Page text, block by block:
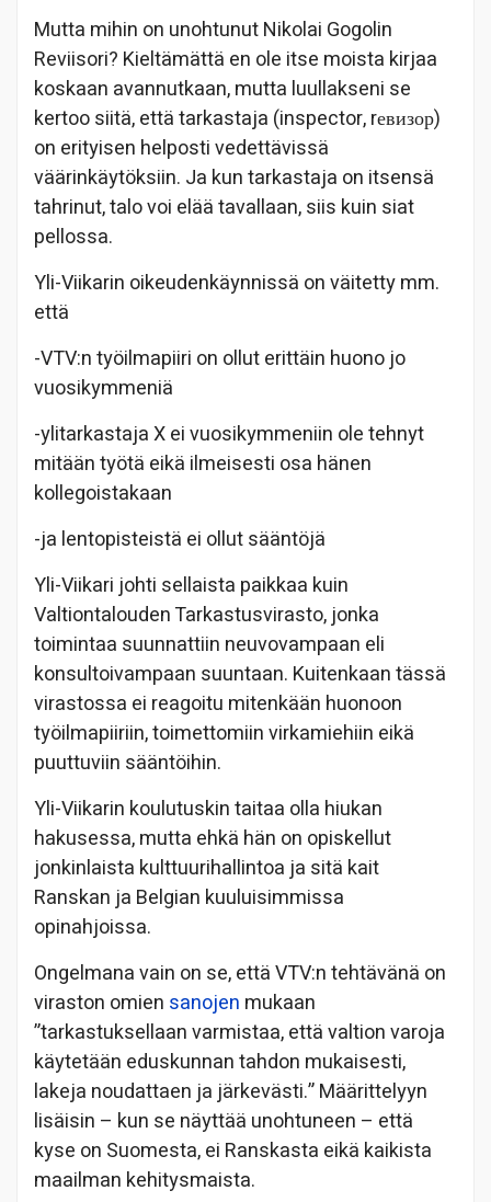
Mutta mihin on unohtunut Nikolai Gogolin
Reviisori? Kieltämättä en ole itse moista kirjaa
koskaan avannutkaan, mutta luullakseni se
kertoo siitä, että tarkastaja (inspector, rевизор)
on erityisen helposti vedettävissä
väärinkäytöksiin. Ja kun tarkastaja on itsensä
tahrinut, talo voi elää tavallaan, siis kuin siat
pellossa.
Yli-Viikarin oikeudenkäynnissä on väitetty mm.
että
-VTV:n työilmapiiri on ollut erittäin huono jo
vuosikymmeniä
-ylitarkastaja X ei vuosikymmeniin ole tehnyt
mitään työtä eikä ilmeisesti osa hänen
kollegoistakaan
-ja lentopisteistä ei ollut sääntöjä
Yli-Viikari johti sellaista paikkaa kuin
Valtiontalouden Tarkastusvirasto, jonka
toimintaa suunnattiin neuvovampaan eli
konsultoivampaan suuntaan. Kuitenkaan tässä
virastossa ei reagoitu mitenkään huonoon
työilmapiiriin, toimettomiin virkamiehiin eikä
puuttuviin sääntöihin.
Yli-Viikarin koulutuskin taitaa olla hiukan
hakusessa, mutta ehkä hän on opiskellut
jonkinlaista kulttuurihallintoa ja sitä kait
Ranskan ja Belgian kuuluisimmissa
opinahjoissa.
Ongelmana vain on se, että VTV:n tehtävänä on
viraston omien sanojen mukaan
”tarkastuksellaan varmistaa, että valtion varoja
käytetään eduskunnan tahdon mukaisesti,
lakeja noudattaen ja järkevästi.” Määrittelyyn
lisäisin – kun se näyttää unohtuneen – että
kyse on Suomesta, ei Ranskasta eikä kaikista
maailman kehitysmaista.